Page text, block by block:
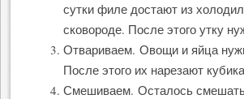
сутки филе достают из
сковороде. После этого утку
Отвариваем. Овощи и яйца
После этого их нарезают
Смешиваем. Осталось смешать